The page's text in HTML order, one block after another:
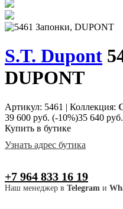
S.T. Dupont
DUPONT
Артикул: 5461 | Коллекция:
39 600 руб. (-10%)35 640 руб.
Купить в бутике
Узнать адрес бутика
+7 964 833 16 19
Наш менеджер в Telegram и